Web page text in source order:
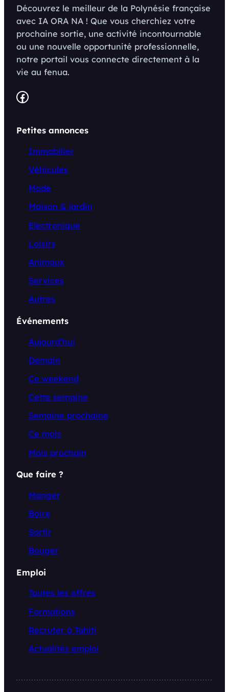
Découvrez le meilleur de la Polynésie française
avec IA ORA NA ! Que vous cherchiez votre
prochaine sortie, une activité incontournable
ou une nouvelle opportunité professionnelle,
notre portail vous connecte directement à la
vie au fenua.
Facebook
Petites annonces
Immobilier
Véhicules
Mode
Maison & jardin
Electronique
Loisirs
Animaux
Services
Autres
Événements
Aujourd’hui
Demain
Ce weekend
Cette semaine
Semaine prochaine
Ce mois
Mois prochain
Que faire ?
Manger
Boire
Sortir
Bouger
Emploi
Toutes les offres
Formations
Recruter à Tahiti
Actualités emploi